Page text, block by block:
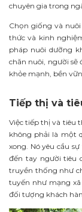
chuyên gia trong
Chọn giống và
thức và kinh
pháp nuôi dưỡng
chăn nuôi, người sẽ
khỏe mạnh, bền
Tiếp thị và
Việc tiếp thị và tiêu
không phải là một
xong. Nó yêu cầu
đến tay người tiêu
truyền thống như
tuyến như mạng
đối tượng khách